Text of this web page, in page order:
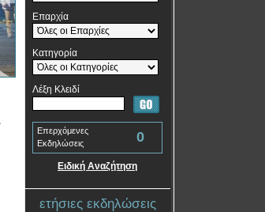
Επαρχία
Κατηγορία
Λέξη Κλειδί
Επερχόμενες
Εκδηλώσεις
0
Ειδική Αναζήτηση
ετήσιες εκδηλώσεις